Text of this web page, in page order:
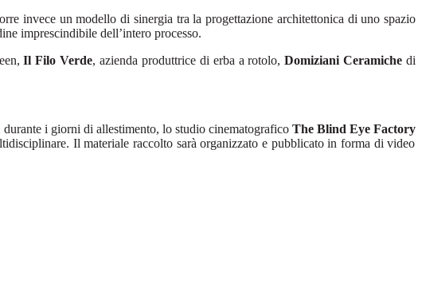
invece un modello di sinergia tra la progettazione architettonica di uno spazio
imprescindibile dell’intero processo.
Il Filo Verde, azienda produttrice di erba a rotolo,Domiziani Ceramiche di
durante i giorni di allestimento, lo studio cinematografico The Blind Eye Factory
Il materiale raccolto sarà organizzato e pubblicato in forma di video